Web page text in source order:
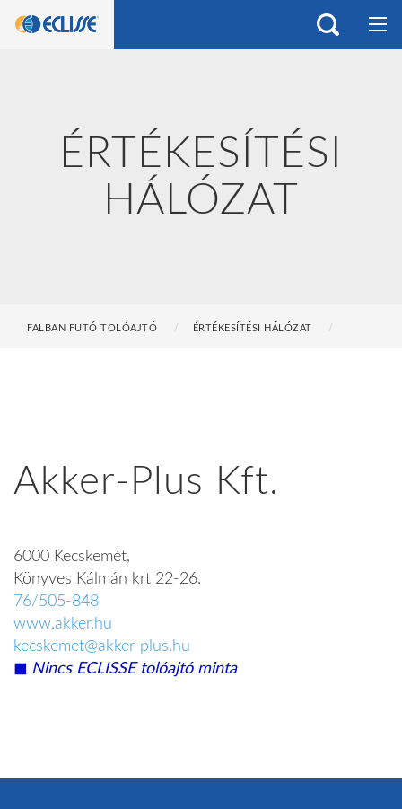
ÉRTÉKESÍTÉSI
HÁLÓZAT
FALBAN FUTÓ TOLÓAJTÓ ÉRTÉKESÍTÉSI HÁLÓZAT
Akker-Plus Kft.
6000 Kecskemét,
Könyves Kálmán krt 22-26.
76/505-848
www.akker.hu​
kecskemet@akker-plus.hu
◼︎ Nincs ECLISSE tolóajtó minta